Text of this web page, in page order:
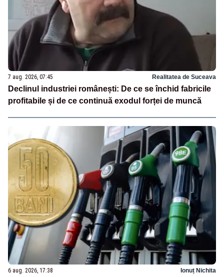
7 aug. 2026, 07:45 Realitatea de Suceava
Declinul industriei românești: De ce se închid fabricile
profitabile și de ce continuă exodul forței de muncă
6 aug. 2026, 17:38 Ionuț Nichita